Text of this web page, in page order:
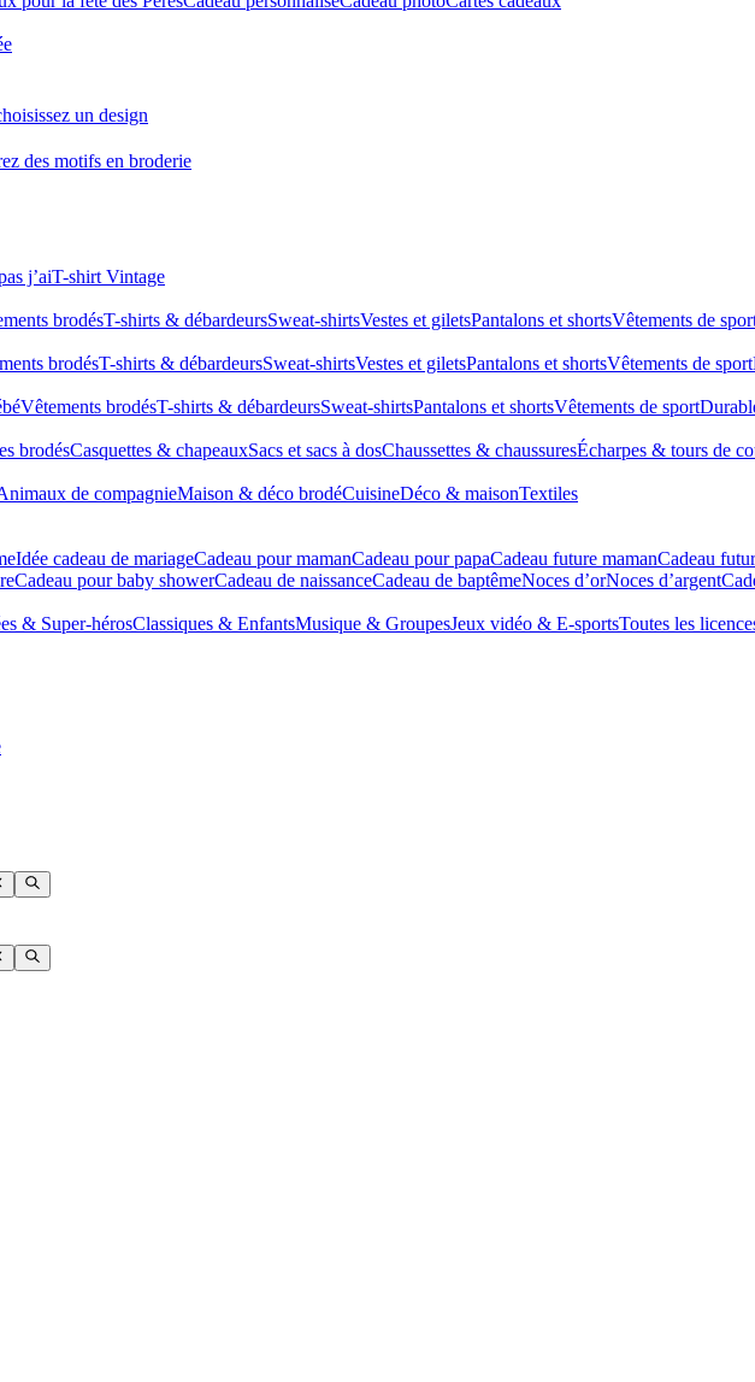
un design
des motifs en broderie
j’aiT-shirt Vintage
brodésT-shirts & débardeursSweat-shirtsVestes et giletsPantalons et shortsVêtements de
brodésT-shirts & débardeursSweat-shirtsVestes et giletsPantalons et shortsVêtements de sport
Vêtements brodésT-shirts & débardeursSweat-shirtsPantalons et shortsVêtements de sport
brodésCasquettes & chapeauxSacs et sacs à dosChaussettes & chaussuresÉcharpes & tours de
de compagnieMaison & déco brodéCuisineDéco & maisonTextiles
Idée cadeau de mariage​Cadeau pour mamanCadeau pour papaCadeau future mamanCadeau
Cadeau pour baby showerCadeau de naissanceCadeau de baptêmeNoces d’orNoces d’argent
& Super-hérosClassiques & EnfantsMusique & GroupesJeux vidéo & E-sportsToutes les